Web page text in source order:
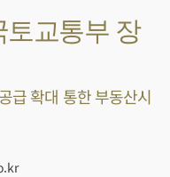
토교통부 장
급 확대 통한 부동산시